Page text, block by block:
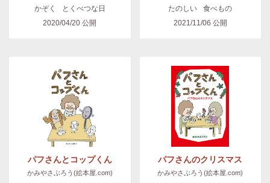
かぞく
とくべつな日
2020/04/20 公開
たのしい
食べもの
2021/11/06 公開
パフさんとコップくん
かみやさぶろう(絵本屋.com)
パフさんのクリスマス
かみやさぶろう(絵本屋.com)